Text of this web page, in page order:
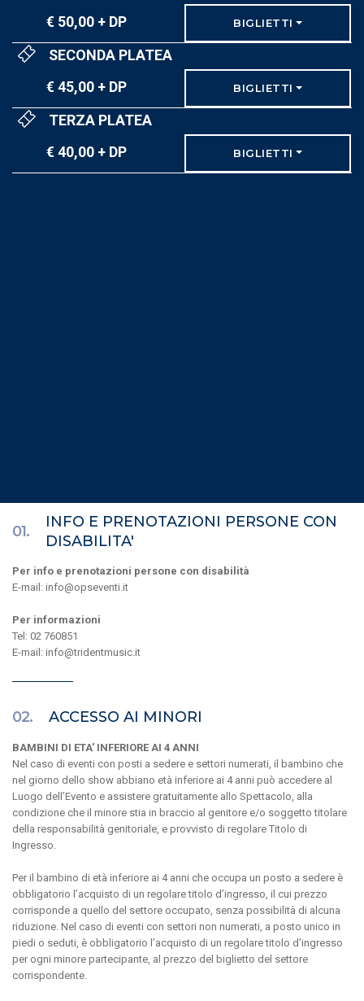
€ 50,00 + DP
BIGLIETTI
SECONDA PLATEA
€ 45,00 + DP
BIGLIETTI
TERZA PLATEA
€ 40,00 + DP
BIGLIETTI
01.
INFO E PRENOTAZIONI PERSONE CON
DISABILITA'
Per info e prenotazioni persone con disabilità
E-mail: info@opseventi.it
Per informazioni
Tel: 02 760851
E-mail: info@tridentmusic.it
02. ACCESSO AI MINORI
BAMBINI DI ETA' INFERIORE AI 4 ANNI
Nel caso di eventi con posti a sedere e settori numerati, il bambino che
nel giorno dello show abbiano età inferiore ai 4 anni può accedere al
Luogo dell’Evento e assistere gratuitamente allo Spettacolo, alla
condizione che il minore stia in braccio al genitore e/o soggetto titolare
della responsabilità genitoriale, e provvisto di regolare Titolo di
Ingresso.
Per il bambino di età inferiore ai 4 anni che occupa un posto a sedere è
obbligatorio l’acquisto di un regolare titolo d’ingresso, il cui prezzo
corrisponde a quello del settore occupato, senza possibilità di alcuna
riduzione. Nel caso di eventi con settori non numerati, a posto unico in
piedi o seduti, è obbligatorio l’acquisto di un regolare titolo d’ingresso
per ogni minore partecipante, al prezzo del biglietto del settore
corrispondente.